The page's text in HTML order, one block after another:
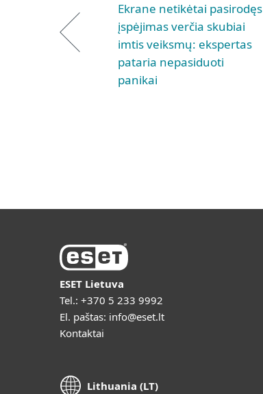
Ekrane netikėtai pasirodęs
įspėjimas verčia skubiai
imtis veiksmų: ekspertas
pataria nepasiduoti
panikai
ESET Lietuva
Tel.: +370 5 233 9992
El. paštas: info@eset.lt
Kontaktai
Lithuania (LT)